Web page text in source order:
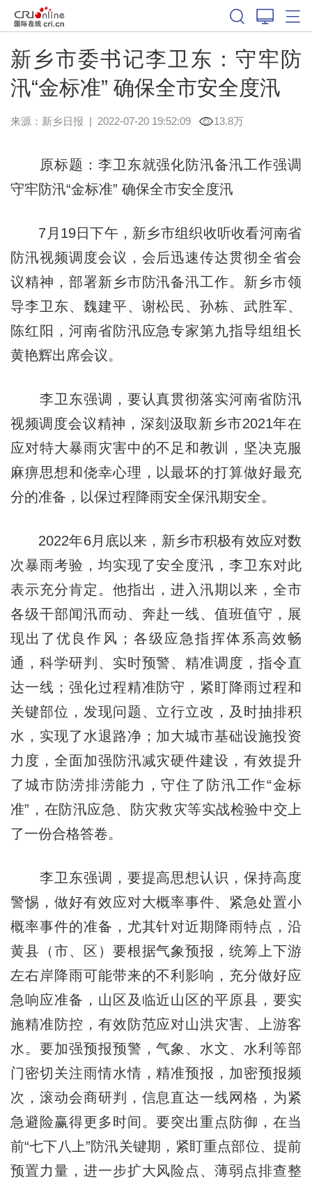
新乡市委书记李卫东：守牢防
汛“金标准” 确保全市安全度汛
来源： 新乡日报 | 2022-07-20 19:52:09 13.8万
原标题：李卫东就强化防汛备汛工作强调
守牢防汛“金标准” 确保全市安全度汛
7月19日下午，新乡市组织收听收看河南省
防汛视频调度会议，会后迅速传达贯彻全省会
议精神，部署新乡市防汛备汛工作。新乡市领
导李卫东、魏建平、谢松民、孙栋、武胜军、
陈红阳，河南省防汛应急专家第九指导组组长
黄艳辉出席会议。
李卫东强调，要认真贯彻落实河南省防汛
视频调度会议精神，深刻汲取新乡市2021年在
应对特大暴雨灾害中的不足和教训，坚决克服
麻痹思想和侥幸心理，以最坏的打算做好最充
分的准备，以保过程降雨安全保汛期安全。
2022年6月底以来，新乡市积极有效应对数
次暴雨考验，均实现了安全度汛，李卫东对此
表示充分肯定。他指出，进入汛期以来，全市
各级干部闻汛而动、奔赴一线、值班值守，展
现出了优良作风；各级应急指挥体系高效畅
通，科学研判、实时预警、精准调度，指令直
达一线；强化过程精准防守，紧盯降雨过程和
关键部位，发现问题、立行立改，及时抽排积
水，实现了水退路净；加大城市基础设施投资
力度，全面加强防汛减灾硬件建设，有效提升
了城市防涝排涝能力，守住了防汛工作“金标
准”，在防汛应急、防灾救灾等实战检验中交上
了一份合格答卷。
李卫东强调，要提高思想认识，保持高度
警惕，做好有效应对大概率事件、紧急处置小
概率事件的准备，尤其针对近期降雨特点，沿
黄县（市、区）要根据气象预报，统筹上下游
左右岸降雨可能带来的不利影响，充分做好应
急响应准备，山区及临近山区的平原县，要实
施精准防控，有效防范应对山洪灾害、上游客
水。要加强预报预警，气象、水文、水利等部
门密切关注雨情水情，精准预报，加密预报频
次，滚动会商研判，信息直达一线网格，为紧
急避险赢得更多时间。要突出重点防御，在当
前“七下八上”防汛关键期，紧盯重点部位、提前
预置力量，进一步扩大风险点、薄弱点排查整